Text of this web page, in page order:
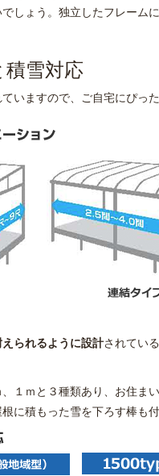
しょう。独立したフレーム
雪対応
いますので、ご自宅にぴっ
られるように設計されてい
１ｍと３種類あり、お住ま
に積もった雪を下ろす棒も付